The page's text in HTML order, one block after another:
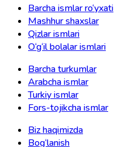
Barcha ismlar ro‘yxati
Mashhur shaxslar
Qizlar ismlari
O‘g‘il bolalar ismlari
Barcha turkumlar
Arabcha ismlar
Turkiy ismlar
Fors-tojikcha ismlar
Biz haqimizda
Bog‘lanish